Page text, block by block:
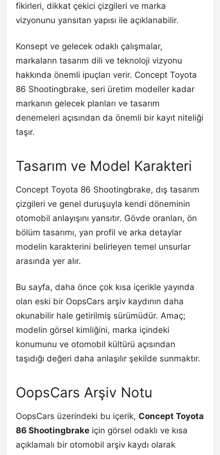
fikirleri, dikkat çekici çizgileri ve marka
vizyonunu yansıtan yapısı ile açıklanabilir.
Konsept ve gelecek odaklı çalışmalar,
markaların tasarım dili ve teknoloji vizyonu
hakkında önemli ipuçları verir. Concept Toyota
86 Shootingbrake, seri üretim modeller kadar
markanın gelecek planları ve tasarım
denemeleri açısından da önemli bir kayıt niteliği
taşır.
Tasarım ve Model Karakteri
Concept Toyota 86 Shootingbrake, dış tasarım
çizgileri ve genel duruşuyla kendi döneminin
otomobil anlayışını yansıtır. Gövde oranları, ön
bölüm tasarımı, yan profil ve arka detaylar
modelin karakterini belirleyen temel unsurlar
arasında yer alır.
Bu sayfa, daha önce çok kısa içerikle yayında
olan eski bir OopsCars arşiv kaydının daha
okunabilir hale getirilmiş sürümüdür. Amaç;
modelin görsel kimliğini, marka içindeki
konumunu ve otomobil kültürü açısından
taşıdığı değeri daha anlaşılır şekilde sunmaktır.
OopsCars Arşiv Notu
OopsCars üzerindeki bu içerik, Concept Toyota
86 Shootingbrake için görsel odaklı ve kısa
açıklamalı bir otomobil arşiv kaydı olarak